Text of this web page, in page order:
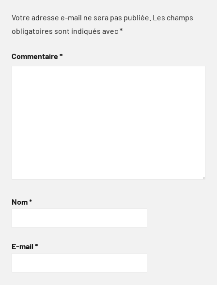
Votre adresse e-mail ne sera pas publiée. Les champs
obligatoires sont indiqués avec*
Commentaire*
Nom*
E-mail *